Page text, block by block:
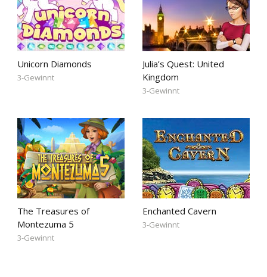
Unicorn Diamonds
3-Gewinnt
Julia’s Quest: United
Kingdom
3-Gewinnt
The Treasures of
Montezuma 5
3-Gewinnt
Enchanted Cavern
3-Gewinnt